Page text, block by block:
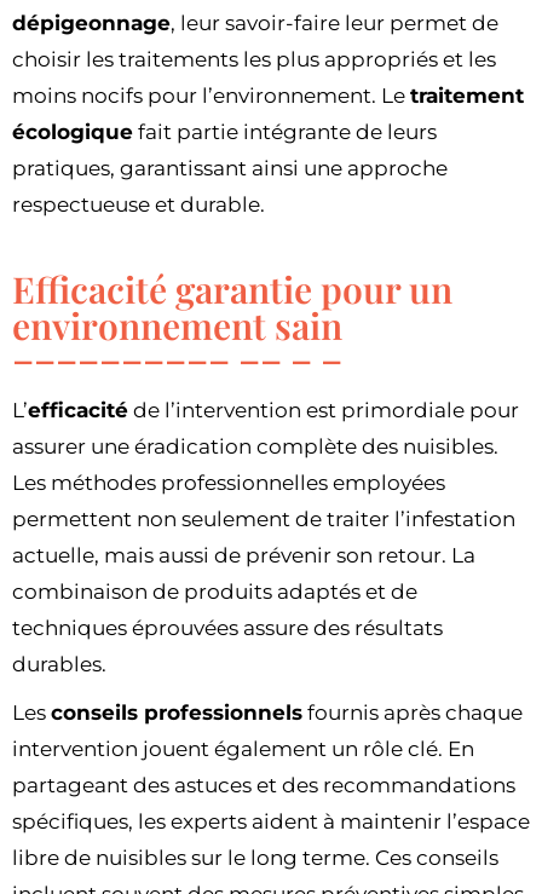
dépigeonnage, leur savoir-faire leur permet de
choisir les traitements les plus appropriés et les
moins nocifs pour l’environnement. Le traitement
écologique fait partie intégrante de leurs
pratiques, garantissant ainsi une approche
respectueuse et durable.
Efficacité garantie pour un
environnement sain
L’efficacité de l’intervention est primordiale pour
assurer une éradication complète des nuisibles.
Les méthodes professionnelles employées
permettent non seulement de traiter l’infestation
actuelle, mais aussi de prévenir son retour. La
combinaison de produits adaptés et de
techniques éprouvées assure des résultats
durables.
Les conseils professionnels fournis après chaque
intervention jouent également un rôle clé. En
partageant des astuces et des recommandations
spécifiques, les experts aident à maintenir l’espace
libre de nuisibles sur le long terme. Ces conseils